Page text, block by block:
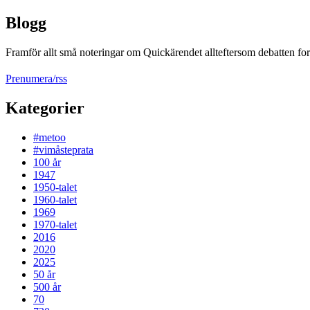
Blogg
Framför allt små noteringar om Quickärendet allteftersom debatten
Prenumera/rss
Kategorier
#metoo
#vimåsteprata
100 år
1947
1950-talet
1960-talet
1969
1970-talet
2016
2020
2025
50 år
500 år
70